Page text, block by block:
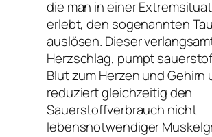
die man in einer
erlebt, den sogenannten
auslösen. Dieser
Herzschlag, pumpt
Blut zum Herzen und Gehirn
reduziert gleichzeitig den
Sauerstoffverbrauch nicht
lebensnotwendiger